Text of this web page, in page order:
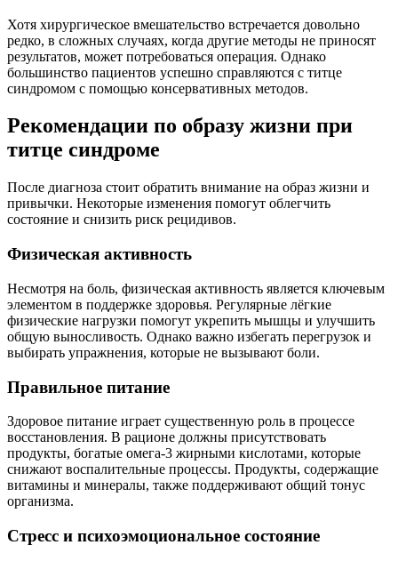
Хотя хирургическое вмешательство встречается довольно
редко, в сложных случаях, когда другие методы не приносят
результатов, может потребоваться операция. Однако
большинство пациентов успешно справляются с титце
синдромом с помощью консервативных методов.
Рекомендации по образу жизни при
титце синдроме
После диагноза стоит обратить внимание на образ жизни и
привычки. Некоторые изменения помогут облегчить
состояние и снизить риск рецидивов.
Физическая активность
Несмотря на боль, физическая активность является ключевым
элементом в поддержке здоровья. Регулярные лёгкие
физические нагрузки помогут укрепить мышцы и улучшить
общую выносливость. Однако важно избегать перегрузок и
выбирать упражнения, которые не вызывают боли.
Правильное питание
Здоровое питание играет существенную роль в процессе
восстановления. В рационе должны присутствовать
продукты, богатые омега-3 жирными кислотами, которые
снижают воспалительные процессы. Продукты, содержащие
витамины и минералы, также поддерживают общий тонус
организма.
Стресс и психоэмоциональное состояние